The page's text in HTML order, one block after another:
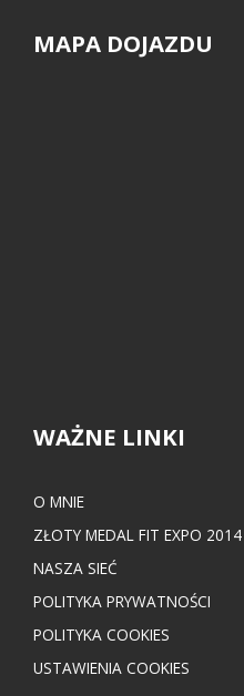
MAPA DOJAZDU
WAŻNE LINKI
O MNIE
ZŁOTY MEDAL FIT EXPO 2014
NASZA SIEĆ
POLITYKA PRYWATNOŚCI
POLITYKA COOKIES
USTAWIENIA COOKIES